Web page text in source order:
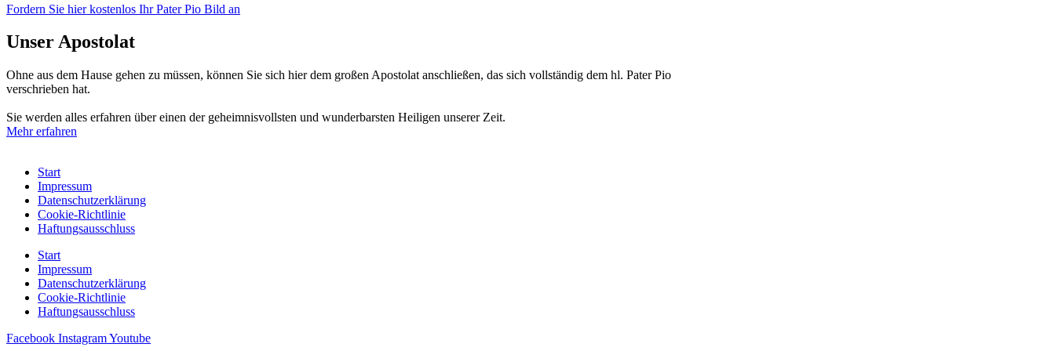
Fordern Sie hier kostenlos Ihr Pater Pio Bild an
Unser Apostolat
Ohne aus dem Hause gehen zu müssen, können Sie sich hier dem großen Apostolat anschließen, das sich vollständig dem hl. Pater Pio
verschrieben hat.
Sie werden alles erfahren über einen der geheimnisvollsten und wunderbarsten Heiligen unserer Zeit.
Mehr erfahren
Start
Impressum
Datenschutzerklärung
Cookie-Richtlinie
Haftungsausschluss
Start
Impressum
Datenschutzerklärung
Cookie-Richtlinie
Haftungsausschluss
Facebook InstagramYoutube